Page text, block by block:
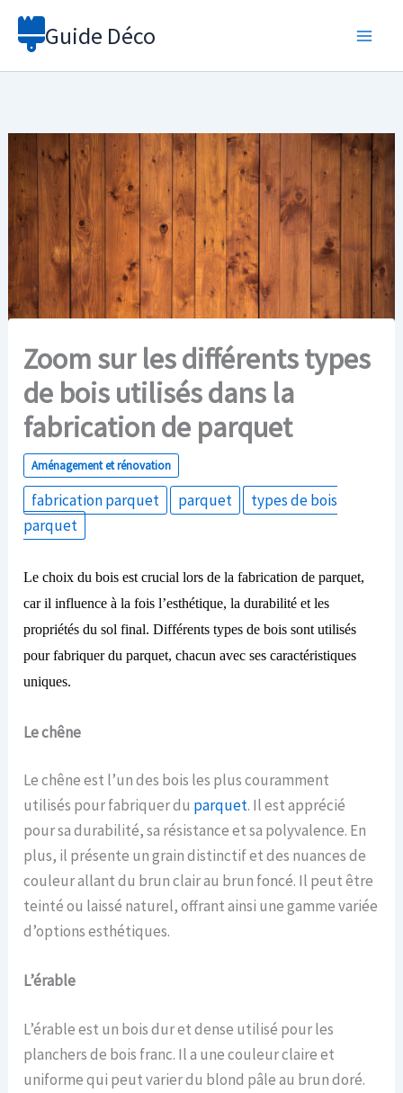
Aller
Guide Déco
Zoom sur les différents types
de bois utilisés dans la
fabrication de parquet
Aménagement et rénovation
fabrication parquet parquet
types de bois
parquet
Le choix du bois est crucial lors de la fabrication de parquet,
car il influence à la fois l’esthétique, la durabilité et les
propriétés du sol final. Différents types de bois sont utilisés
pour fabriquer du parquet, chacun avec ses caractéristiques
uniques.
Le chêne
Le chêne est l’un des bois les plus couramment
utilisés pour fabriquer du parquet. Il est apprécié
pour sa durabilité, sa résistance et sa polyvalence. En
plus, il présente un grain distinctif et des nuances de
couleur allant du brun clair au brun foncé. Il peut être
teinté ou laissé naturel, offrant ainsi une gamme variée
d’options esthétiques.
L’érable
L’érable est un bois dur et dense utilisé pour les
planchers de bois franc. Il a une couleur claire et
uniforme qui peut varier du blond pâle au brun doré.